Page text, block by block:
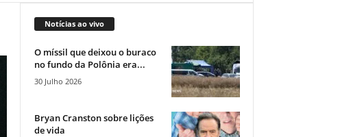
Notícias ao vivo
O míssil que deixou o buraco
no fundo da Polônia era...
30 Julho 2026
Bryan Cranston sobre lições
de vida